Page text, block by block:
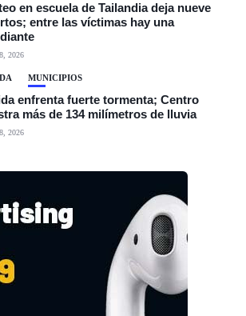
en escuela de Tailandia deja nueve
entre las víctimas hay una
2026
MUNICIPIOS
enfrenta fuerte tormenta; Centro
más de 134 milímetros de lluvia
2026